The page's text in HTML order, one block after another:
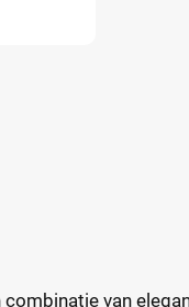
van